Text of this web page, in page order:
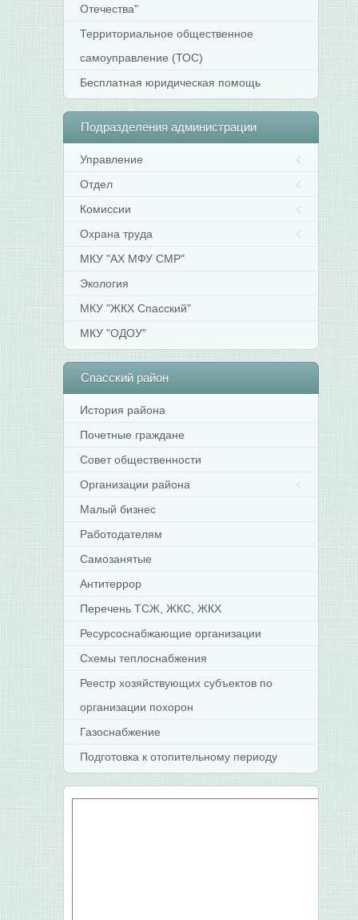
Отечества"
Территориальное общественное
самоуправление (ТОС)
Бесплатная юридическая помощь
Подразделения администрации
Управление
Отдел
Комиссии
Охрана труда
МКУ "АХ МФУ СМР"
Экология
МКУ "ЖКХ Спасский"
МКУ "ОДОУ"
Спасскийрайон
История района
Почетные граждане
Совет общественности
Организации района
Малый бизнес
Работодателям
Самозанятые
Антитеррор
Перечень ТСЖ, ЖКС, ЖКХ
Ресурсоснабжающие организации
Схемы теплоснабжения
Реестр хозяйствующих субъектов по
организации похорон
Газоснабжение
Подготовка к отопительному периоду